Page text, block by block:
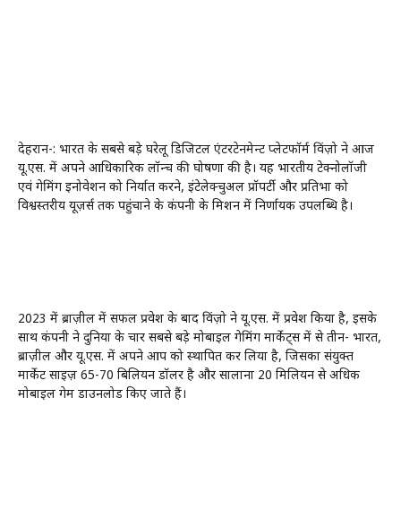
देहरादून-: भारत के सबसे बड़े घरेलू डिजिटल एंटरटेनमेन्ट प्लेटफॉर्म विंज़ो ने आज
यू.एस. में अपने आधिकारिक लॉन्च की घोषणा की है। यह भारतीय टेक्नोलॉजी
एवं गेमिंग इनोवेशन को निर्यात करने, इंटेलेक्चुअल प्रॉपर्टी और प्रतिभा को
विश्वस्तरीय यूज़र्स तक पहुंचाने के कंपनी के मिशन में निर्णायक उपलब्धि है।
2023 में ब्राज़ील में सफल प्रवेश के बाद विंज़ो ने यू.एस. में प्रवेश किया है, इसके
साथ कंपनी ने दुनिया के चार सबसे बड़े मोबाइल गेमिंग मार्केट्स में से तीन- भारत,
ब्राज़ील और यू.एस. में अपने आप को स्थापित कर लिया है, जिसका संयुक्त
मार्केट साइज़ 65-70 बिलियन डॉलर है और सालाना 20 मिलियन से अधिक
मोबाइल गेम डाउनलोड किए जाते हैं।